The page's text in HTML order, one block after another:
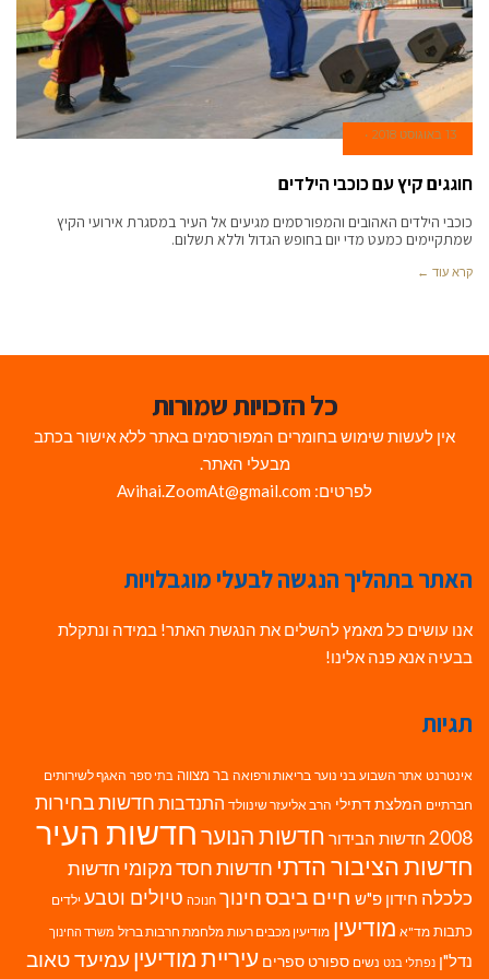
13 באוגוסט 2018
חוגגים קיץ עם כוכבי הילדים
כוכבי הילדים האהובים והמפורסמים מגיעים אל העיר במסגרת אירועי הקיץ
שמתקיימים כמעט מדי יום בחופש הגדול וללא תשלום.
קרא עוד ←
כל הזכויות שמורות
אין לעשות שימוש בחומרים המפורסמים באתר ללא אישור בכתב
מבעלי האתר.
לפרטים: Avihai.ZoomAt@gmail.com
האתר בתהליך הנגשה לבעלי מוגבלויות
אנו עושים כל מאמץ להשלים את הנגשת האתר! במידה ונתקלת
בבעיה אנא פנה אלינו!
תגיות
אינטרנט אתר השבוע בני נוער בריאות ורפואה בר מצווה בתי ספר האגף לשירותים
חברתיים המלצת דתילי הרב אליעזר שינוולד התנדבות חדשות בחירות
2008 חדשות הבידור חדשות הנוערחדשות העיר
חדשות הציבור הדתי חדשות חסד מקומי חדשות
כלכלה חידון פ"ש חיים ביבסחינוך חנוכה טיולים וטבע ילדים
כתבות מד"א מודיעין מודיעין מכבים רעות מלחמת חרבות ברזל משרד החינוך
נדל"ן נפתלי בנט נשים ספורט ספרים עיריית מודיעין עמיעד טאוב